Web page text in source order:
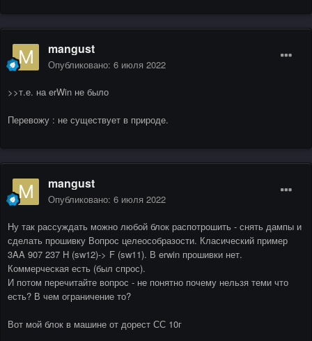
mangust
Опубликовано: 6 июля 2022
>>т.е. на erWin не было
Перевожу : не существует в природе.
mangust
Опубликовано: 6 июля 2022
Ну так рассуждать можно любой блок распотрошить - снять дампы и
сделать прошивку Вопрос целеособразости. Класический пример
3AA 907 237 H (sw12)-> F (sw11). В erwin прошивки нет.
Коммерческая есть (был спрос).
И потом перечитайте вопрос - не понятно почему нельзя теми что
есть? В чем ограничение то?
Вот мой блок в машине от дорест СС 10г